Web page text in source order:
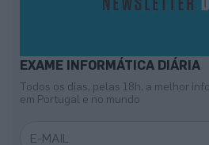
EXAME INFORMÁTICA DIÁRIA
Todos os dias, pelas 18h, a melhor
em Portugal e no mundo